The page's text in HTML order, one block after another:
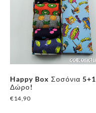
Happy Box Σοσόνια 5+1
Δώρο!
€14,90